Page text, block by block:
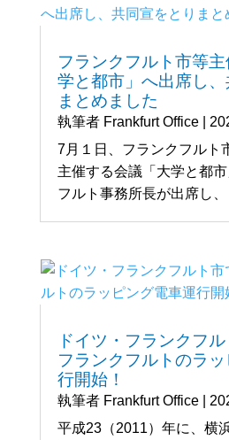
フランクフルト市等
学と都市」へ出席し、
まとめました
執筆者 Frankfurt Office|
7月１日、フランクフルト
主催する会議「大学と都
フルト事務所長が出席し
ドイツ・フランクフル
フランクフルトのラ
行開始！
執筆者 Frankfurt Office|
平成23（2011）年に、横